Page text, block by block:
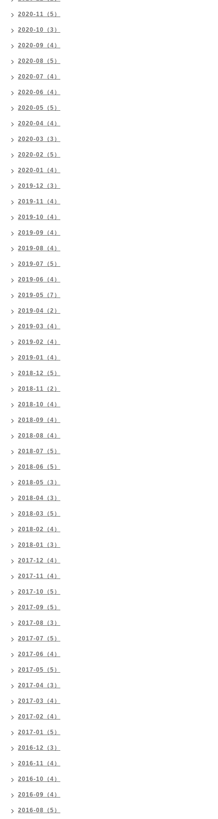
2020-11（5）
2020-10（3）
2020-09（4）
2020-08（5）
2020-07（4）
2020-06（4）
2020-05（5）
2020-04（4）
2020-03（3）
2020-02（5）
2020-01（4）
2019-12（3）
2019-11（4）
2019-10（4）
2019-09（4）
2019-08（4）
2019-07（5）
2019-06（4）
2019-05（7）
2019-04（2）
2019-03（4）
2019-02（4）
2019-01（4）
2018-12（5）
2018-11（2）
2018-10（4）
2018-09（4）
2018-08（4）
2018-07（5）
2018-06（5）
2018-05（3）
2018-04（3）
2018-03（5）
2018-02（4）
2018-01（3）
2017-12（4）
2017-11（4）
2017-10（5）
2017-09（5）
2017-08（3）
2017-07（5）
2017-06（4）
2017-05（5）
2017-04（3）
2017-03（4）
2017-02（4）
2017-01（5）
2016-12（3）
2016-11（4）
2016-10（4）
2016-09（4）
2016-08（5）